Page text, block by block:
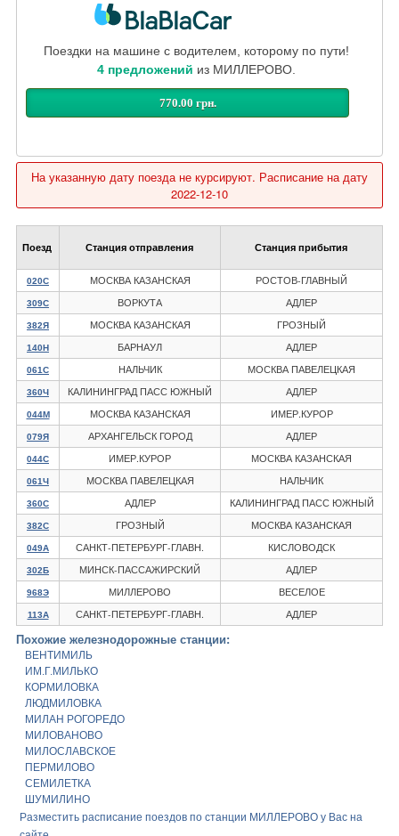
Поездки на машине с водителем, которому по пути!
4 предложений из МИЛЛЕРОВО.
770.00 грн.
На указанную дату поезда не курсируют. Расписание на дату
2022-12-10
Поезд Станция отправления Станция прибытия
020С МОСКВА КАЗАНСКАЯ РОСТОВ-ГЛАВНЫЙ
309С ВОРКУТА АДЛЕР
382Я МОСКВА КАЗАНСКАЯ ГРОЗНЫЙ
140Н БАРНАУЛ АДЛЕР
061С НАЛЬЧИК МОСКВА ПАВЕЛЕЦКАЯ
360Ч КАЛИНИНГРАД ПАСС ЮЖНЫЙ АДЛЕР
044М МОСКВА КАЗАНСКАЯ ИМЕР.КУРОР
079Я АРХАНГЕЛЬСК ГОРОД АДЛЕР
044С ИМЕР.КУРОР МОСКВА КАЗАНСКАЯ
061Ч МОСКВА ПАВЕЛЕЦКАЯ НАЛЬЧИК
360С АДЛЕР КАЛИНИНГРАД ПАСС ЮЖНЫЙ
382С ГРОЗНЫЙ МОСКВА КАЗАНСКАЯ
049А САНКТ-ПЕТЕРБУРГ-ГЛАВН. КИСЛОВОДСК
302Б МИНСК-ПАССАЖИРСКИЙ АДЛЕР
968Э МИЛЛЕРОВО ВЕСЕЛОЕ
113А САНКТ-ПЕТЕРБУРГ-ГЛАВН. АДЛЕР
Похожие железнодорожные станции:
ВЕНТИМИЛЬ
ИМ.Г.МИЛЬКО
КОРМИЛОВКА
ЛЮДМИЛОВКА
МИЛАН РОГОРЕДО
МИЛОВАНОВО
МИЛОСЛАВСКОЕ
ПЕРМИЛОВО
СЕМИЛЕТКА
ШУМИЛИНО
Разместить расписание поездов по станции МИЛЛЕРОВО у Вас на